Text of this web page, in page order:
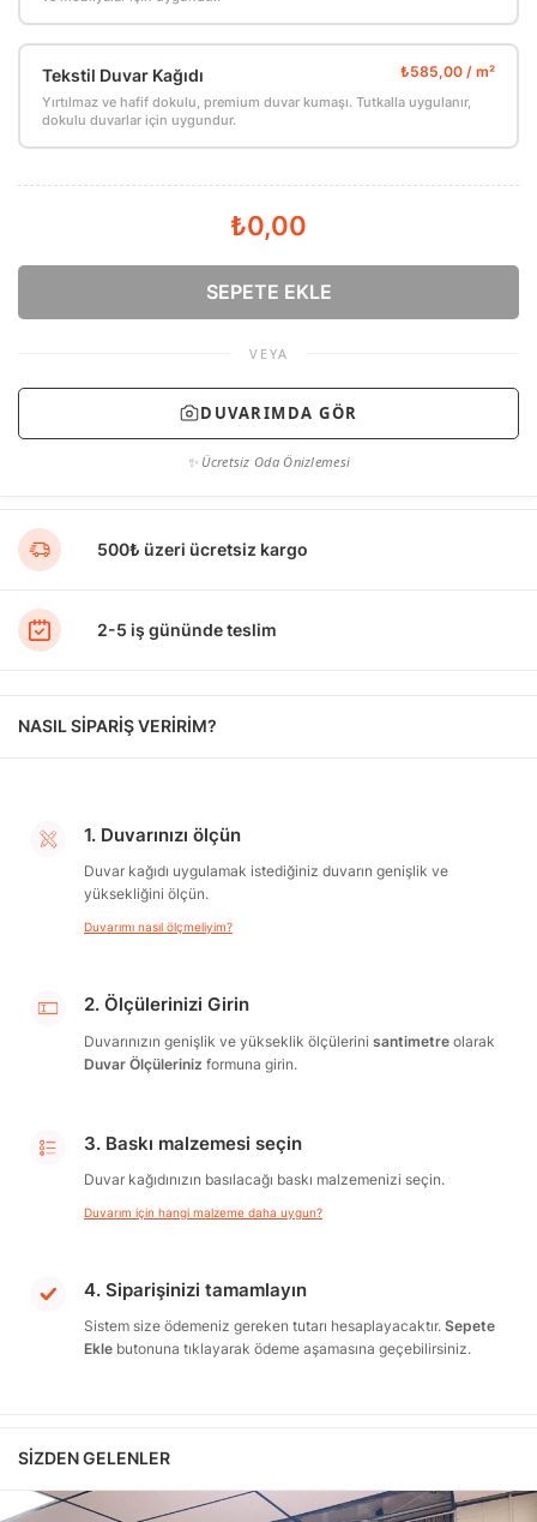
Tekstil Duvar Kağıdı
Yırtılmaz ve hafif dokulu, premium duvar kumaşı. Tutkalla uygulanır,
dokulu duvarlar için uygundur.
₺0,00
SEPETE EKLE
VEYA
DUVARIMDA GÖR
✨ Ücretsiz Oda Önizlemesi
500₺ üzeri ücretsiz kargo
2-5 iş gününde teslim
NASIL SİPARİŞ VERİRİM?
1. Duvarınızı ölçün
Duvar kağıdı uygulamak istediğiniz duvarın genişlik ve
yüksekliğini ölçün.
Duvarımı nasıl ölçmeliyim?
2. Ölçülerinizi Girin
Duvarınızın genişlik ve yükseklik ölçülerini santimetre olarak
Duvar Ölçüleriniz formuna girin.
3. Baskı malzemesi seçin
Duvar kağıdınızın basılacağı baskı malzemenizi seçin.
Duvarım için hangi malzeme daha uygun?
4. Siparişinizi tamamlayın
Sistem size ödemeniz gereken tutarı hesaplayacaktır. Sepete
Ekle butonuna tıklayarak ödeme aşamasına geçebilirsiniz.
SIZDEN GELENLER